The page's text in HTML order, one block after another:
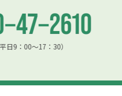
日9：00〜17：30）